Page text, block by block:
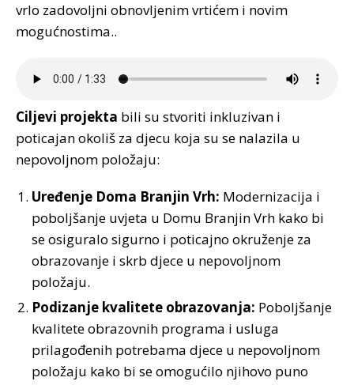
vrlo zadovoljni obnovljenim vrtićem i novim
mogućnostima..
Ciljevi projekta bili su stvoriti inkluzivan i
poticajan okoliš za djecu koja su se nalazila u
nepovoljnom položaju:
Uređenje Doma Branjin Vrh: Modernizacija i
poboljšanje uvjeta u Domu Branjin Vrh kako bi
se osiguralo sigurno i poticajno okruženje za
obrazovanje i skrb djece u nepovoljnom
položaju.
Podizanje kvalitete obrazovanja: Poboljšanje
kvalitete obrazovnih programa i usluga
prilagođenih potrebama djece u nepovoljnom
položaju kako bi se omogućilo njihovo puno